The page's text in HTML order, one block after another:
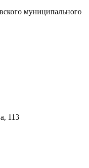
муниципального
113